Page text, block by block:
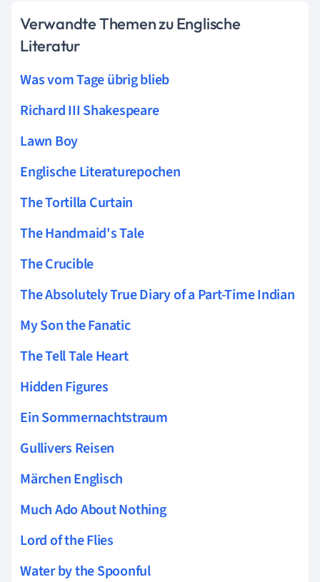
Verwandte Themen zu Englische
Literatur
Was vom Tage übrig blieb
Richard III Shakespeare
Lawn Boy
Englische Literaturepochen
The Tortilla Curtain
The Handmaid's Tale
The Crucible
The Absolutely True Diary of a Part-Time Indian
My Son the Fanatic
The Tell Tale Heart
Hidden Figures
Ein Sommernachtstraum
Gullivers Reisen
Märchen Englisch
Much Ado About Nothing
Lord of the Flies
Water by the Spoonful